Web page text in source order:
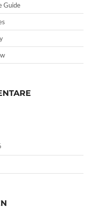
Guide